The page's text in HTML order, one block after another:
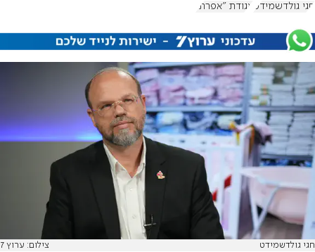
חגי גולדשמידט אגודת "אפרת"
חגי גולדשמידט צילום: ערוץ 7